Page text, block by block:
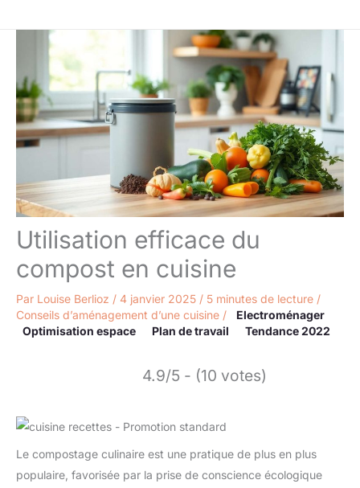
Utilisation efficace du
compost en cuisine
Par Louise Berlioz / 4 janvier 2025 / 5 minutes de lecture /
Conseils d’aménagement d’une cuisine /
Electroménager
Optimisation espace
Plan de travail Tendance 2022
4.9/5 - (10 votes)
Le compostage culinaire est une pratique de plus en plus
populaire, favorisée par la prise de conscience écologique